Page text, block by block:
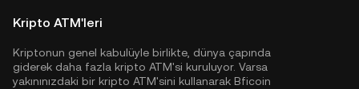
Kripto ATM'leri
Kriptonun genel kabulüyle birlikte, dünya çapında
giderek daha fazla kripto ATM'si kuruluyor. Varsa
yakınınızdaki bir kripto ATM'sini kullanarak Bficoin